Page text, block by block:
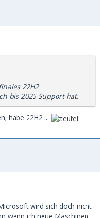
22H2
bis 2025 Support hat.
habe 22H2 ...
wird sich doch nicht
wenn ich neue Maschinen